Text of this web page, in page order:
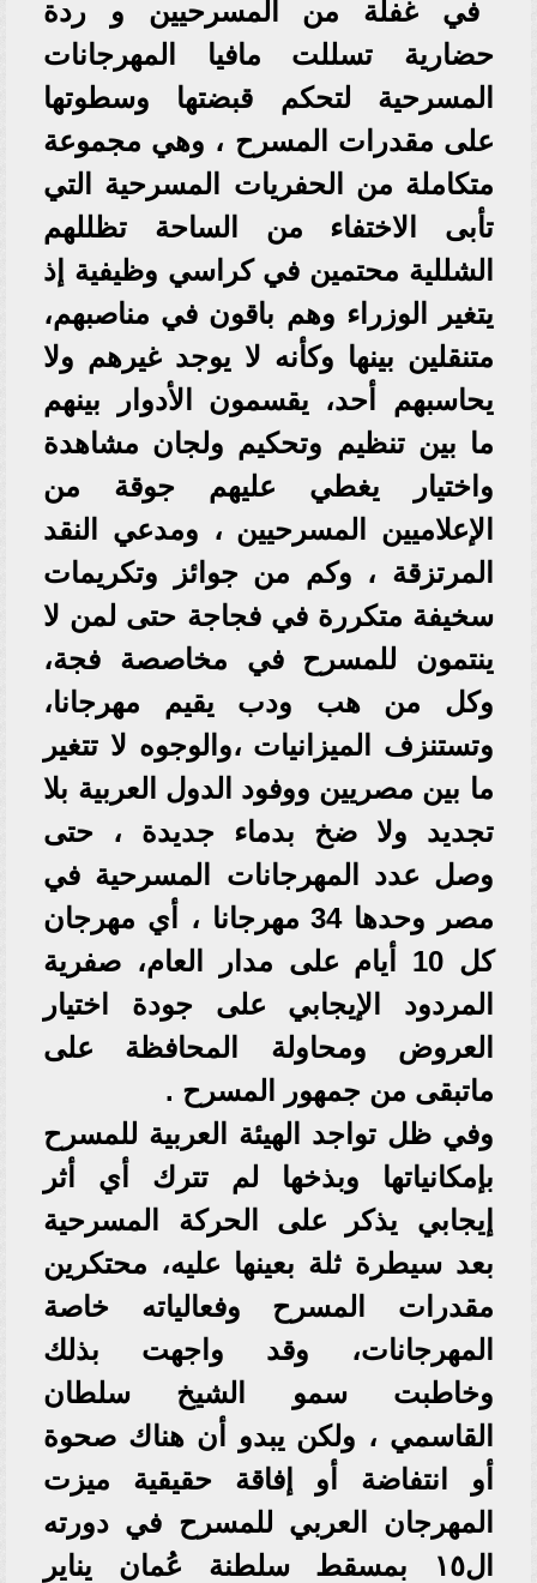
في غفلة من المسرحيين و ردة
حضارية تسللت مافيا المهرجانات
المسرحية لتحكم قبضتها وسطوتها
على مقدرات المسرح ، وهي مجموعة
متكاملة من الحفريات المسرحية التي
تأبى الاختفاء من الساحة تظللهم
الشللية محتمين في كراسي وظيفية إذ
يتغير الوزراء وهم باقون في مناصبهم،
متنقلين بينها وكأنه لا يوجد غيرهم ولا
يحاسبهم أحد، يقسمون الأدوار بينهم
ما بين تنظيم وتحكيم ولجان مشاهدة
واختيار يغطي عليهم جوقة من
الإعلاميين المسرحيين ، ومدعي النقد
المرتزقة ، وكم من جوائز وتكريمات
سخيفة متكررة في فجاجة حتى لمن لا
ينتمون للمسرح في مخاصصة فجة،
وكل من هب ودب يقيم مهرجانا،
وتستنزف الميزانيات ،والوجوه لا تتغير
ما بين مصريين ووفود الدول العربية بلا
تجديد ولا ضخ بدماء جديدة ، حتى
وصل عدد المهرجانات المسرحية في
مصر وحدها 34 مهرجانا ، أي مهرجان
كل 10 أيام على مدار العام، صفرية
المردود الإيجابي على جودة اختيار
العروض ومحاولة المحافظة على
ماتبقى من جمهور المسرح .
وفي ظل تواجد الهيئة العربية للمسرح
بإمكانياتها وبذخها لم تترك أي أثر
إيجابي يذكر على الحركة المسرحية
بعد سيطرة ثلة بعينها عليه، محتكرين
مقدرات المسرح وفعالياته خاصة
المهرجانات، وقد واجهت بذلك
وخاطبت سمو الشيخ سلطان
القاسمي ، ولكن يبدو أن هناك صحوة
أو انتفاضة أو إفاقة حقيقية ميزت
المهرجان العربي للمسرح في دورته
ال١٥ بمسقط سلطنة عُمان يناير